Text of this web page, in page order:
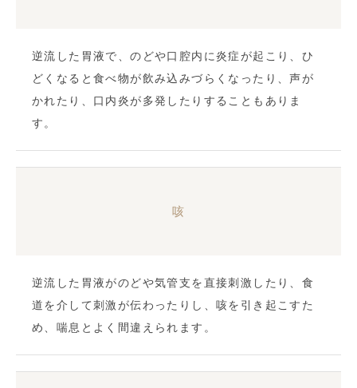
逆流した胃液で、のどや口腔内に炎症が起こり、ひ
どくなると食べ物が飲み込みづらくなったり、声が
かれたり、口内炎が多発したりすることもありま
す。
咳
逆流した胃液がのどや気管支を直接刺激したり、食
道を介して刺激が伝わったりし、咳を引き起こすた
め、喘息とよく間違えられます。